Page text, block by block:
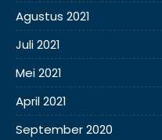
Agustus 2021
Juli 2021
Mei 2021
April 2021
September 2020